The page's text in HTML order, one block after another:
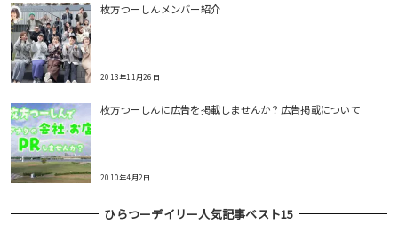
枚方つーしんメンバー紹介
2013年11月26日
枚方つーしんに広告を掲載しませんか？広告掲載について
2010年4月2日
ひらつーデイリー人気記事ベスト15